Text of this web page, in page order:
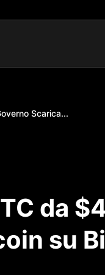
Scarica...
da
su